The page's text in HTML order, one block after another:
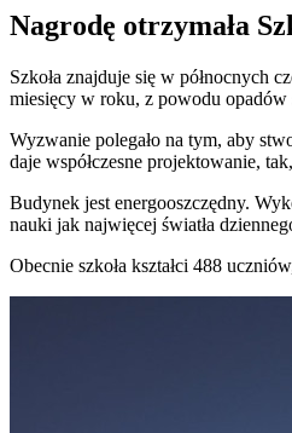
Nagrodę otrzymała
Szkoła znajduje się w północnych
miesięcy w roku, z powodu
Wyzwanie polegało na tym, aby
daje współczesne projektowanie,
Budynek jest energooszczędny.
nauki jak najwięcej światła
Obecnie szkoła kształci 488